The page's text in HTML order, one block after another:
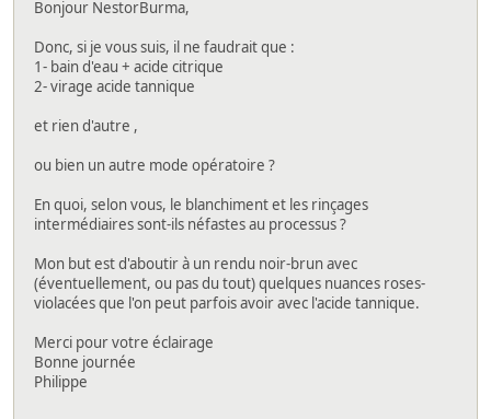
Bonjour NestorBurma,
Donc, si je vous suis, il ne faudrait que :
1- bain d'eau + acide citrique
2- virage acide tannique
et rien d'autre ,
ou bien un autre mode opératoire ?
En quoi, selon vous, le blanchiment et les rinçages
intermédiaires sont-ils néfastes au processus ?
Mon but est d'aboutir à un rendu noir-brun avec
(éventuellement, ou pas du tout) quelques nuances roses-
violacées que l'on peut parfois avoir avec l'acide tannique.
Merci pour votre éclairage
Bonne journée
Philippe